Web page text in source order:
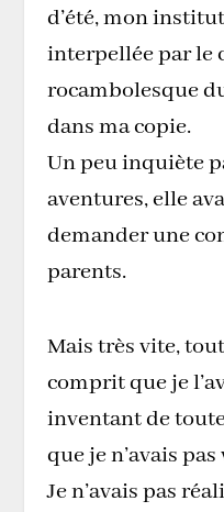
d’été, mon
interpellée par le
rocambolesque
dans ma copie.
Un peu inquiète
aventures, elle
demander une
parents.
Mais très vite,
comprit que je
inventant de
que je n’avais pas
Je n’avais pas